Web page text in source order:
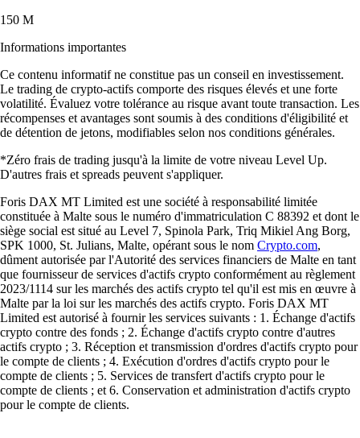
150 M
Informations importantes
Ce contenu informatif ne constitue pas un conseil en investissement.
Le trading de crypto-actifs comporte des risques élevés et une forte
volatilité. Évaluez votre tolérance au risque avant toute transaction. Les
récompenses et avantages sont soumis à des conditions d'éligibilité et
de détention de jetons, modifiables selon nos conditions générales.
*Zéro frais de trading jusqu'à la limite de votre niveau Level Up.
D'autres frais et spreads peuvent s'appliquer.
Foris DAX MT Limited est une société à responsabilité limitée
constituée à Malte sous le numéro d'immatriculation C 88392 et dont le
siège social est situé au Level 7, Spinola Park, Triq Mikiel Ang Borg,
SPK 1000, St. Julians, Malte, opérant sous le nom Crypto.com,
dûment autorisée par l'Autorité des services financiers de Malte en tant
que fournisseur de services d'actifs crypto conformément au règlement
2023/1114 sur les marchés des actifs crypto tel qu'il est mis en œuvre à
Malte par la loi sur les marchés des actifs crypto. Foris DAX MT
Limited est autorisé à fournir les services suivants : 1. Échange d'actifs
crypto contre des fonds ; 2. Échange d'actifs crypto contre d'autres
actifs crypto ; 3. Réception et transmission d'ordres d'actifs crypto pour
le compte de clients ; 4. Exécution d'ordres d'actifs crypto pour le
compte de clients ; 5. Services de transfert d'actifs crypto pour le
compte de clients ; et 6. Conservation et administration d'actifs crypto
pour le compte de clients.